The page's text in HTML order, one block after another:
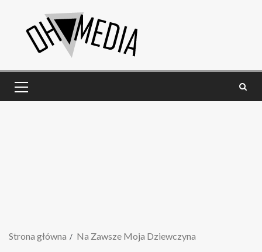
Strona główna Na Zawsze Moja Dziewczyna